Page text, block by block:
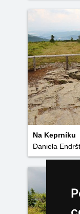
Na Keprníku
Daniela